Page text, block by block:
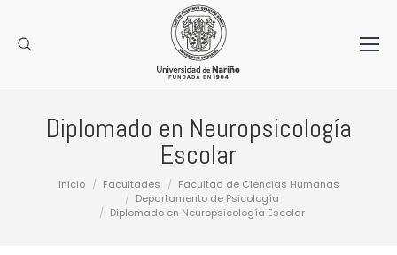
Diplomado en Neuropsicología
Escolar
Estás aquí:
Inicio Facultades
Facultad de Ciencias Humanas
Departamento de Psicología
Diplomado en Neuropsicología Escolar